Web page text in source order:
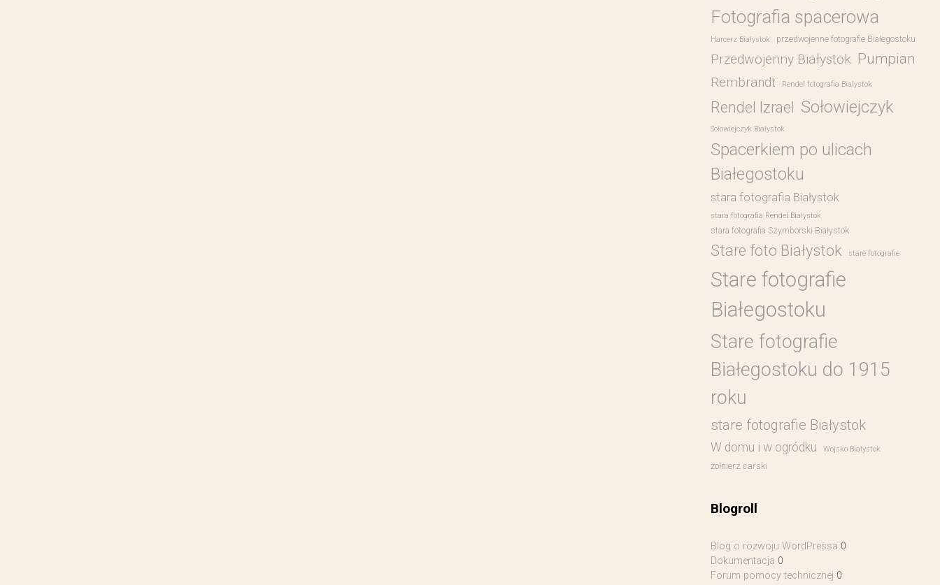
Fotografia spacerowa
Harcerz Białystok przedwojenne fotografie Białegostoku
Przedwojenny Białystok Pumpian
Rembrandt Rendel fotografia Bialystok
Rendel Izrael Sołowiejczyk
Sołowiejczyk Białystok
Spacerkiem po ulicach
Białegostoku
stara fotografia Białystok
stara fotografia Rendel Białystok
stara fotografia Szymborski Białystok
Stare foto Białystok stare fotografie
Stare fotografie
Białegostoku
Stare fotografie
Białegostoku do 1915
roku
stare fotografie Białystok
W domu i w ogródku Wojsko Białystok
żołnierz carski
Blogroll
Blog o rozwoju WordPressa 0
Dokumentacja 0
Forum pomocy technicznej 0